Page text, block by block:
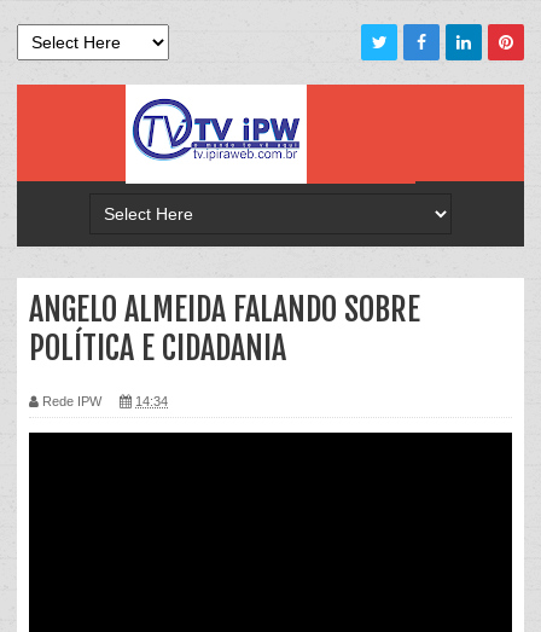
ANGELO ALMEIDA FALANDO SOBRE
POLÍTICA E CIDADANIA
Rede IPW 14:34